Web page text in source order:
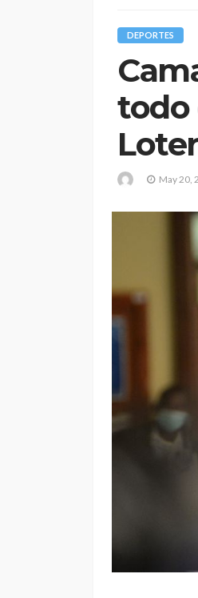
DEPORTES
todo
May 20,